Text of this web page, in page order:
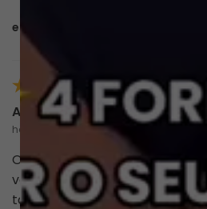
esta avaliação foi útil?
Ana Sarah
há um ano
O biquíni é de ótima
veio com um cheirinho
também ficou ótimo!